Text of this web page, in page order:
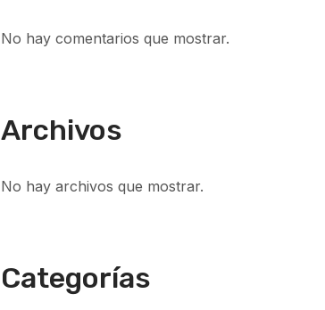
No hay comentarios que mostrar.
Archivos
No hay archivos que mostrar.
Categorías